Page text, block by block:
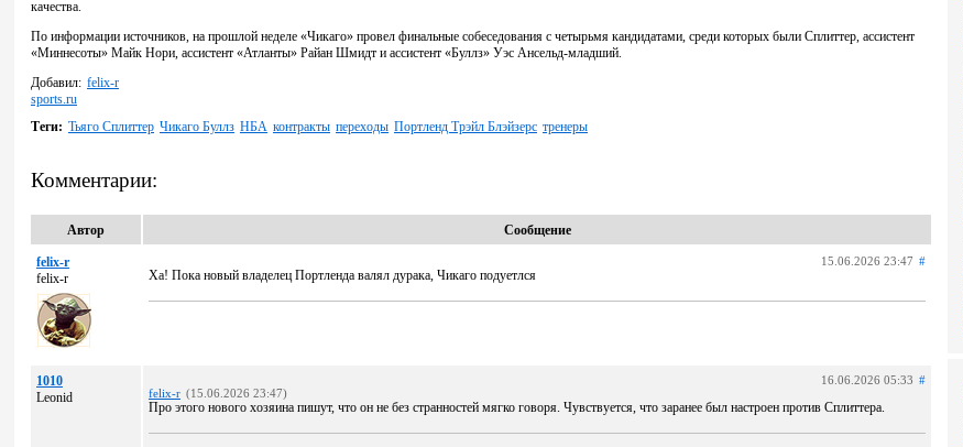
качества.
По информации источников, на прошлой неделе «Чикаго» провел финальные собеседования с четырьмя кандидатами, среди которых были Сплиттер, ассистент
«Миннесоты» Майк Нори, ассистент «Атланты» Райан Шмидт и ассистент «Буллз» Уэс Ансельд-младший.
Добавил: felix-r
sports.ru
Теги: Тьяго Сплиттер Чикаго Буллз НБА контракты переходы Портленд Трэйл Блэйзерс тренеры
Комментарии:
Автор Сообщение
felix-r
felix-r
15.06.2026 23:47 #
Ха! Пока новый владелец Портленда валял дурака, Чикаго подуетлся
1010
Leonid
16.06.2026 05:33 #
felix-r (15.06.2026 23:47)
Про этого нового хозяина пишут, что он не без странностей мягко говоря. Чувствуется, что заранее был настроен против Сплиттера.